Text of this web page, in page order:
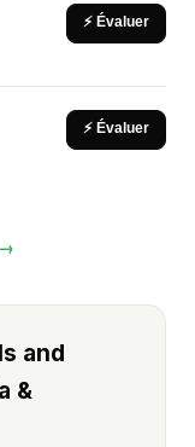
⚡ Évaluer
⚡ Évaluer
and
&